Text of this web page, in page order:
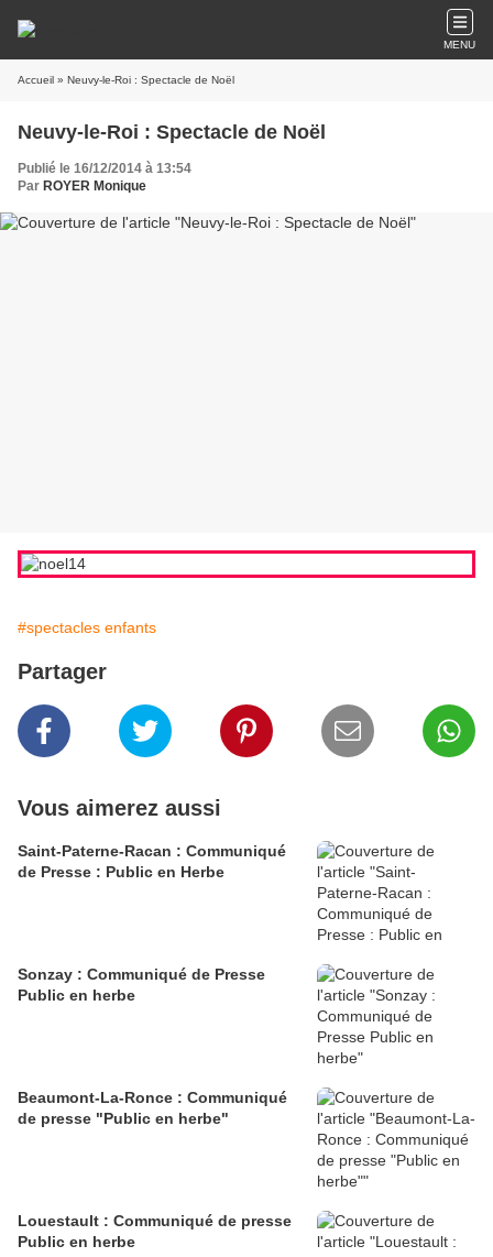
MENU
Accueil » Neuvy-le-Roi : Spectacle de Noël
Neuvy-le-Roi : Spectacle de Noël
Publié le 16/12/2014 à 13:54
Par ROYER Monique
#spectacles enfants
Partager
Vous aimerez aussi
Saint-Paterne-Racan : Communiqué
de Presse : Public en Herbe
Sonzay : Communiqué de Presse
Public en herbe
Beaumont-La-Ronce : Communiqué
de presse "Public en herbe"
Louestault : Communiqué de presse
Public en herbe